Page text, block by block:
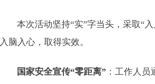
本次活动坚持“实”字当头，采取“入
入脑入心，取得实效。
国家安全宣传“零距离” ：工作人